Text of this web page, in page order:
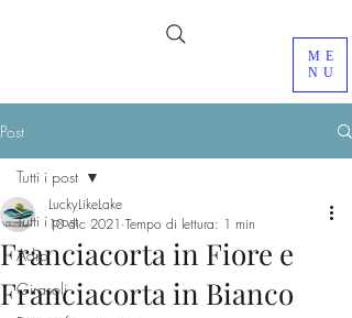
ME
NU
Post
Tutti i post
Adro
Girasoli
Tutti i post
Franciacorta in Fiore e
Franciacorta in Bianco
LuckyLikeLake
10 dic 2021 Tempo di lettura: 1 min